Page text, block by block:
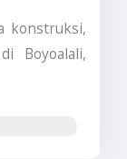
konstruksi,
Boyoalali,